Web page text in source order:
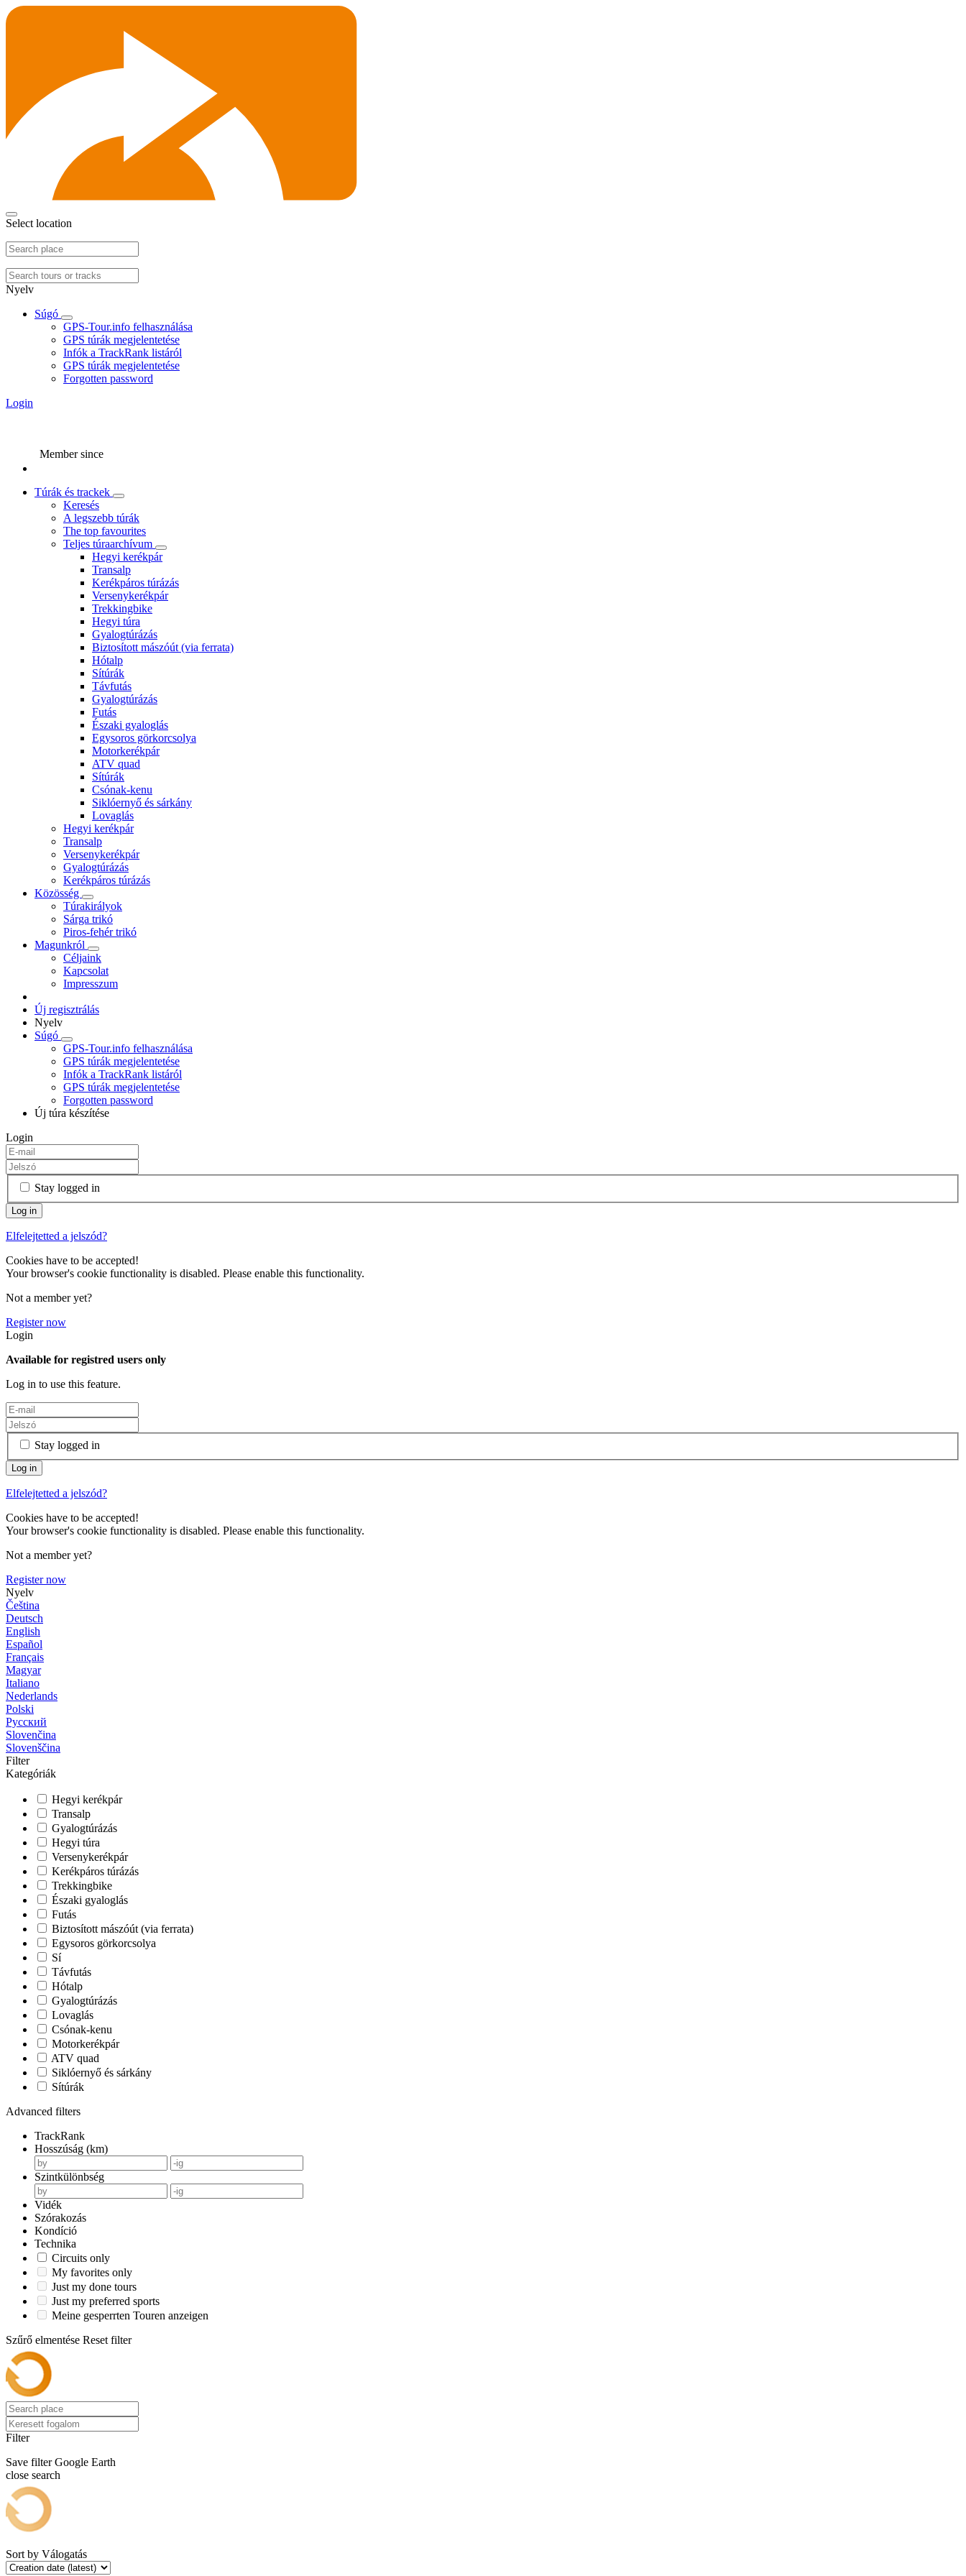
Select location
Nyelv
Súgó
GPS-Tour.info felhasználása
GPS túrák megjelentetése
Infók a TrackRank listáról
GPS túrák megjelentetése
Forgotten password
Login
Member since
Túrák és trackek
Keresés
A legszebb túrák
The top favourites
Teljes túraarchívum
Hegyi kerékpár
Transalp
Kerékpáros túrázás
Versenykerékpár
Trekkingbike
Hegyi túra
Gyalogtúrázás
Biztosított mászóút (via ferrata)
Hótalp
Sítúrák
Távfutás
Gyalogtúrázás
Futás
Északi gyaloglás
Egysoros görkorcsolya
Motorkerékpár
ATV quad
Sítúrák
Csónak-kenu
Siklóernyő és sárkány
Lovaglás
Hegyi kerékpár
Transalp
Versenykerékpár
Gyalogtúrázás
Kerékpáros túrázás
Közösség
Túrakirályok
Sárga trikó
Piros-fehér trikó
Magunkról
Céljaink
Kapcsolat
Impresszum
Új regisztrálás
Nyelv
Súgó
GPS-Tour.info felhasználása
GPS túrák megjelentetése
Infók a TrackRank listáról
GPS túrák megjelentetése
Forgotten password
Új túra készítése
Login
Stay logged in
Elfelejtetted a jelszód?
Cookies have to be accepted!
Your browser's cookie functionality is disabled. Please enable this functionality.
Not a member yet?
Register now
Login
Available for registred users only
Log in to use this feature.
Stay logged in
Elfelejtetted a jelszód?
Cookies have to be accepted!
Your browser's cookie functionality is disabled. Please enable this functionality.
Not a member yet?
Register now
Nyelv
Čeština
Deutsch
English
Español
Français
Magyar
Italiano
Nederlands
Polski
Русский
Slovenčina
Slovenščina
Filter
Kategóriák
Hegyi kerékpár
Transalp
Gyalogtúrázás
Hegyi túra
Versenykerékpár
Kerékpáros túrázás
Trekkingbike
Északi gyaloglás
Futás
Biztosított mászóút (via ferrata)
Egysoros görkorcsolya
Sí
Távfutás
Hótalp
Gyalogtúrázás
Lovaglás
Csónak-kenu
Motorkerékpár
ATV quad
Siklóernyő és sárkány
Sítúrák
Advanced filters
TrackRank
Hosszúság (km)
Szintkülönbség
Vidék
Szórakozás
Kondíció
Technika
Circuits only
My favorites only
Just my done tours
Just my preferred sports
Meine gesperrten Touren anzeigen
Szűrő elmentése Reset filter
Filter
Save filter Google Earth
close search
Sort by Válogatás